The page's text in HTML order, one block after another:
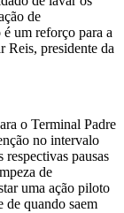
de
um reforço para a
Reis, presidente da
o Terminal Padre
no intervalo
respectivas pausas
de
uma ação piloto
de quando saem